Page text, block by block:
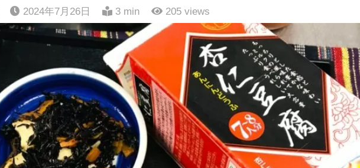
2024年7月26日 3 min 205 views